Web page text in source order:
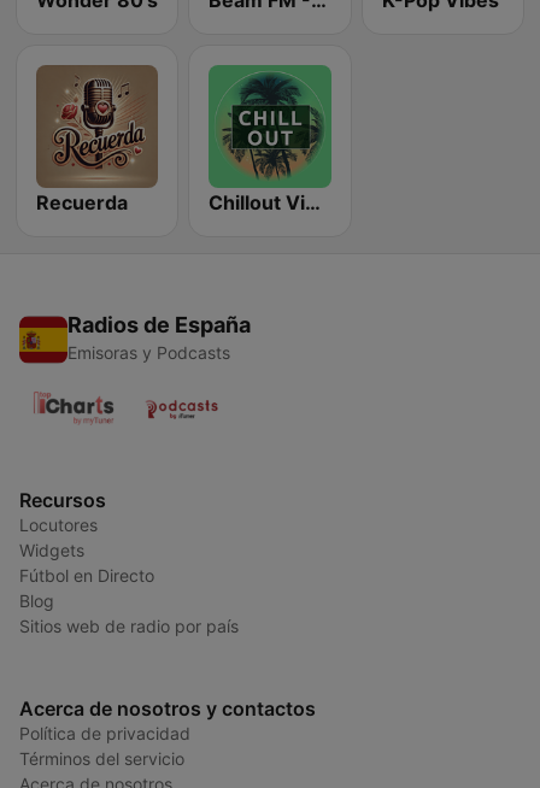
Recuerda Chillout Vibes
Radios de España
Emisoras y Podcasts
Recursos
Locutores
Widgets
Fútbol en Directo
Blog
Sitios web de radio por país
Acerca de nosotros y contactos
Política de privacidad
Términos del servicio
Acerca de nosotros